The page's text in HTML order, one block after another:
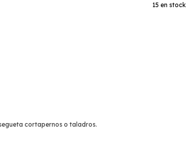
15 en stock
cortapernos o taladros.